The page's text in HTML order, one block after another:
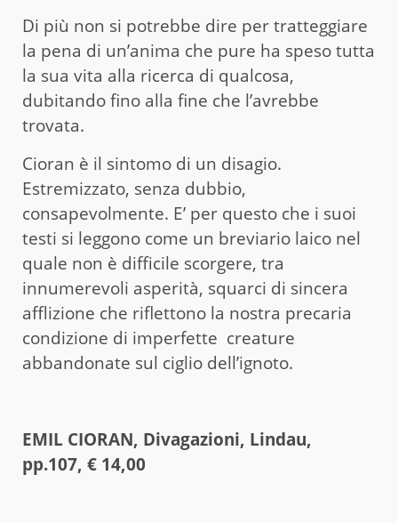
Di più non si potrebbe dire per tratteggiare
la pena di un’anima che pure ha speso tutta
la sua vita alla ricerca di qualcosa,
dubitando fino alla fine che l’avrebbe
trovata.
Cioran è il sintomo di un disagio.
Estremizzato, senza dubbio,
consapevolmente. E’ per questo che i suoi
testi si leggono come un breviario laico nel
quale non è difficile scorgere, tra
innumerevoli asperità, squarci di sincera
afflizione che riflettono la nostra precaria
condizione di imperfette creature
abbandonate sul ciglio dell’ignoto.
EMIL CIORAN, Divagazioni, Lindau,
pp.107, € 14,00